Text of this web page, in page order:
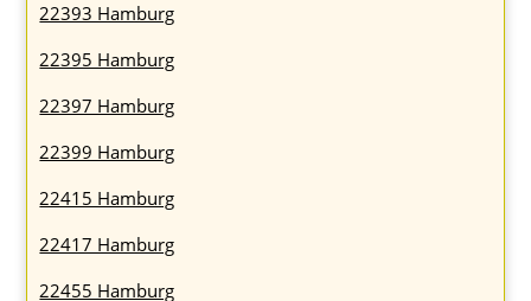
22393 Hamburg
22395 Hamburg
22397 Hamburg
22399 Hamburg
22415 Hamburg
22417 Hamburg
22455 Hamburg